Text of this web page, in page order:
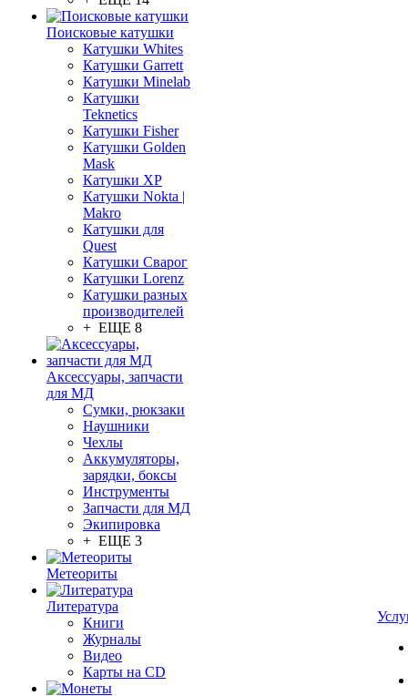
Поисковые катушки
Катушки Whites
Катушки Garrett
Катушки Minelab
Катушки
Teknetics
Катушки Fisher
Катушки Golden
Mask
Катушки XP
Катушки Nokta |
Makro
Катушки для
Quest
Катушки Сварог
Катушки Lorenz
Катушки разных
производителей
+ ЕЩЕ 8
Аксессуары, запчасти
для МД
Сумки, рюкзаки
Наушники
Чехлы
Аккумуляторы,
зарядки, боксы
Инструменты
Запчасти для МД
Экипировка
+ ЕЩЕ 3
Метеориты
Литература
Книги
Журналы
Видео
Карты на CD